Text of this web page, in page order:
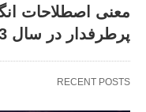
معنی اصطلاحات
پرطرفدار در سال 2023
RECENT POSTS